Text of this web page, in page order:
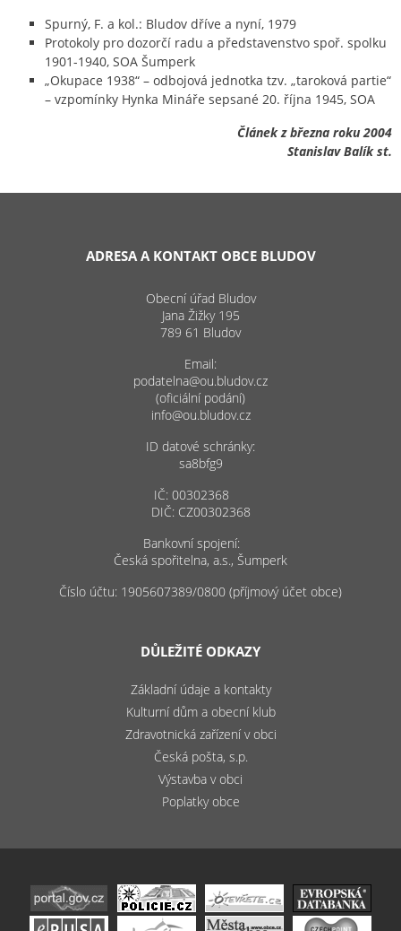
Spurný, F. a kol.: Bludov dříve a nyní, 1979
Protokoly pro dozorčí radu a představenstvo spoř. spolku
1901-1940, SOA Šumperk
„Okupace 1938“ – odbojová jednotka tzv. „taroková partie“
– vzpomínky Hynka Mináře sepsané 20. října 1945, SOA
Článek z března roku 2004
Stanislav Balík st.
ADRESA A KONTAKT OBCE BLUDOV
Obecní úřad Bludov
Jana Žižky 195
789 61 Bludov
Email:
podatelna@ou.bludov.cz
(oficiální podání)
info@ou.bludov.cz
ID datové schránky:
sa8bfg9
IČ: 00302368
DIČ: CZ00302368
Bankovní spojení:
Česká spořitelna, a.s., Šumperk
Číslo účtu: 1905607389/0800 (příjmový účet obce)
DŮLEŽITÉ ODKAZY
Základní údaje a kontakty
Kulturní dům a obecní klub
Zdravotnická zařízení v obci
Česká pošta, s.p.
Výstavba v obci
Poplatky obce